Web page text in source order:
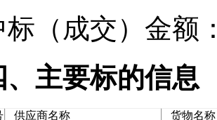
标（成交）金额
、主要标的信息
供应商名称 货物名称